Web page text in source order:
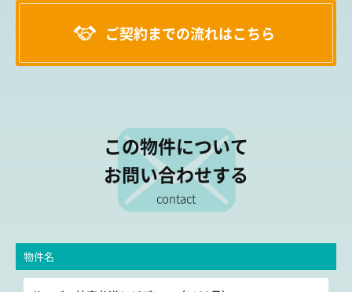
ご契約までの流れはこちら
この物件について
お問い合わせする
contact
物件名